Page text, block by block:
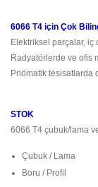
6066 T4 için Çok
Elektriksel parçalar, iç
Radyatörlerde ve ofis
Pnömatik tesisatlarda
STOK
6066 T4 çubuk/lama
Çubuk / Lama
Boru / Profil